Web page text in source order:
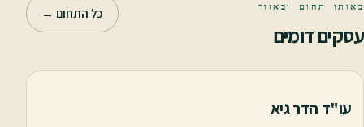
באותו תחום ובאזור
עסקים דומים
כל התחום →
עו"ד הדר גיא